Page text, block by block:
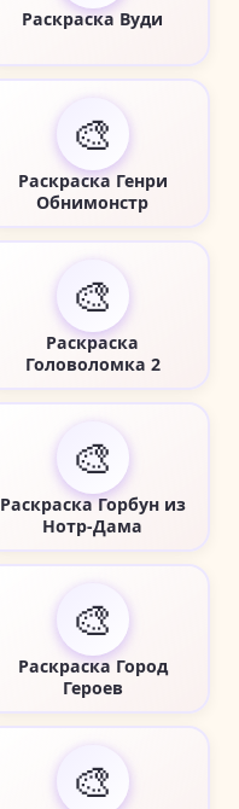
Раскраска Вуди
🎨
Раскраска Генри
Обнимонстр
🎨
Раскраска
Головоломка 2
🎨
Раскраска Горбун из
Нотр-Дама
🎨
Раскраска Город
Героев
🎨